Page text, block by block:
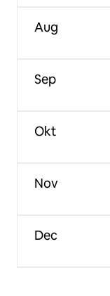
Aug
Sep
Okt
Nov
Dec